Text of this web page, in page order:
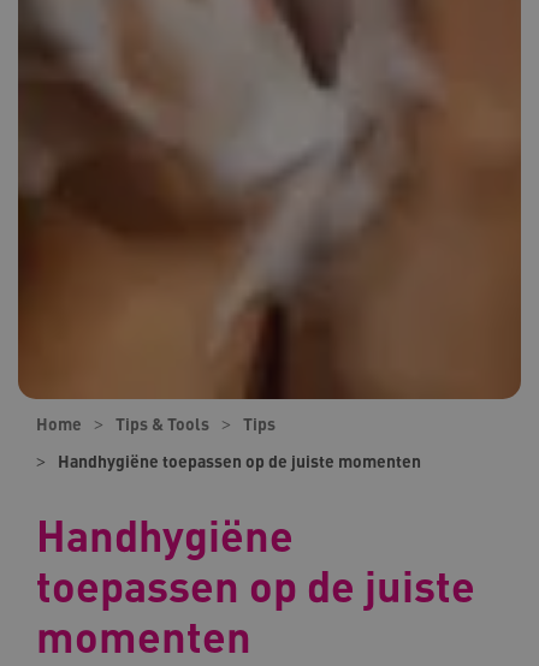
Home Tips & Tools
Tips
Handhygiëne toepassen op de juiste momenten
Handhygiëne
toepassen op de juiste
momenten